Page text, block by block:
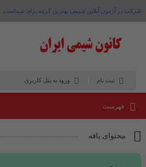
شرکت در آزمون آنلاین شیمی بهترین گزینه برای شماست .
ثبت نام ورود به پنل کاربری
فهرست
محتوای یافه